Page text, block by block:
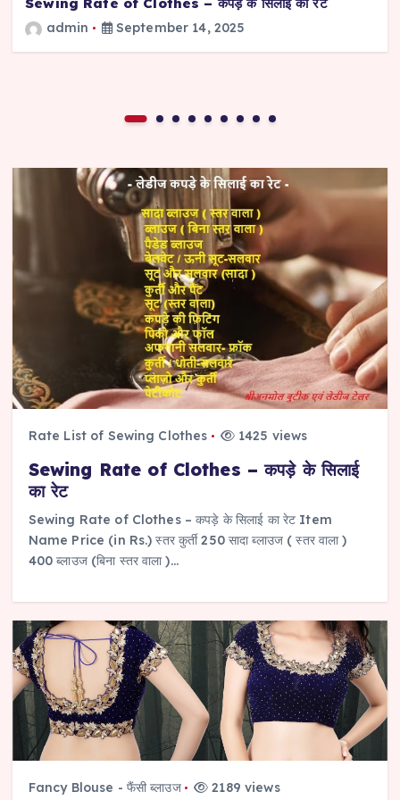
Sewing Rate of Clothes – कपड़े के सिलाई का रेट
admin September 14, 2025
Rate List of Sewing Clothes 1425 views
Sewing Rate of Clothes – कपड़े के सिलाई
का रेट
Sewing Rate of Clothes – कपड़े के सिलाई का रेट Item
Name Price (in Rs.) स्तर कुर्ती 250 सादा ब्लाउज ( स्तर वाला )
400 ब्लाउज (बिना स्तर वाला )…
Fancy Blouse - फैंसी ब्लाउज 2189 views